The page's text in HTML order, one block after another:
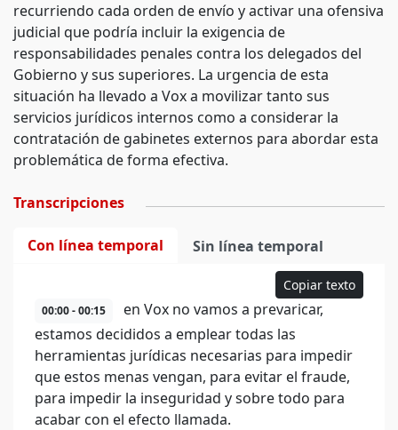
recurriendo cada orden de envío y activar una ofensiva
judicial que podría incluir la exigencia de
responsabilidades penales contra los delegados del
Gobierno y sus superiores. La urgencia de esta
situación ha llevado a Vox a movilizar tanto sus
servicios jurídicos internos como a considerar la
contratación de gabinetes externos para abordar esta
problemática de forma efectiva.
Transcripciones
Con línea temporal Sin línea temporal
Copiar texto
00:00 - 00:15
en Vox no vamos a prevaricar,
estamos decididos a emplear todas las
herramientas jurídicas necesarias para impedir
que estos menas vengan, para evitar el fraude,
para impedir la inseguridad y sobre todo para
acabar con el efecto llamada.